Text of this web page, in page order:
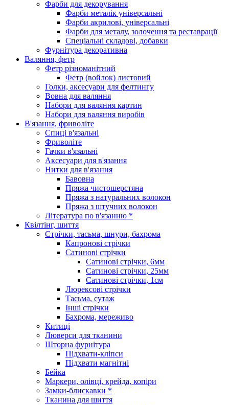
Фарби для декорування
Фарби металік універсальні
Фарби акрилові, універсальні
Фарби для металу, золочення та реставрації
Спеціальні складові, добавки
Фурнітура декоративна
Валяння, фетр
Фетр різноманітний
Фетр (войлок) листовий
Голки, аксесуари для фелтингу
Вовна для валяння
Набори для валяння картин
Набори для валяння виробів
В'язання, фриволіте
Спиці в'язальні
Фриволіте
Гачки в'язальні
Аксесуари для в'язання
Нитки для в'язання
Бавовна
Пряжа чистошерстяна
Пряжа з натуральних волокон
Пряжа з штучних волокон
Література по в'язанню *
Квілтінг, шиття
Стрічки, тасьма, шнури, бахрома
Капронові стрічки
Сатинові стрічки
Сатинові стрічки, 6мм
Сатинові стрічки, 25мм
Сатинові стрічки, 1см
Люрексові стрічки
Тасьма, сутаж
Інші стрічки
Бахрома, мереживо
Китиці
Люверси для тканини
Шторна фурнітура
Підхвати-кліпси
Підхвати магнітні
Бейка
Маркери, олівці, крейда, копіри
Замки-блискавки *
Тканина для шиття